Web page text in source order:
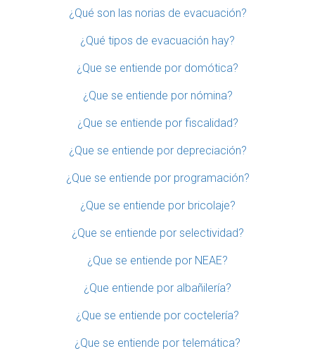
¿Qué son las norias de evacuación?
¿Qué tipos de evacuación hay?
¿Que se entiende por domótica?
¿Que se entiende por nómina?
¿Que se entiende por fiscalidad?
¿Que se entiende por depreciación?
¿Que se entiende por programación?
¿Que se entiende por bricolaje?
¿Que se entiende por selectividad?
¿Que se entiende por NEAE?
¿Que entiende por albañilería?
¿Que se entiende por coctelería?
¿Que se entiende por telemática?